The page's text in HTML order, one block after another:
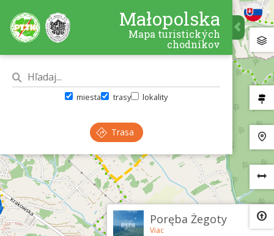
Poręba Żegoty
Viac
Małopolska
Mapa turistických
chodníkov
miesta trasy lokality
Trasa